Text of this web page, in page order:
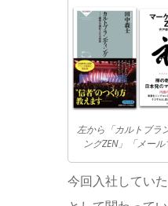
左から「カルトブラ
ングZEN」「メー
今回入社してい